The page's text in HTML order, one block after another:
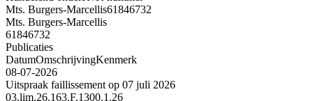
Mts. Burgers-Marcellis61846732
Mts. Burgers-Marcellis
61846732
Publicaties
DatumOmschrijvingKenmerk
08-07-2026
Uitspraak faillissement op 07 juli 2026
03.lim.26.163.F.1300.1.26